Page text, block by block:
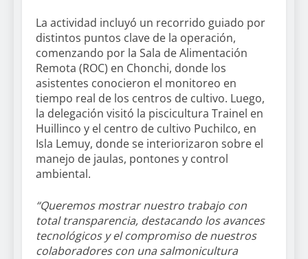
La actividad incluyó un recorrido guiado por
distintos puntos clave de la operación,
comenzando por la Sala de Alimentación
Remota (ROC) en Chonchi, donde los
asistentes conocieron el monitoreo en
tiempo real de los centros de cultivo. Luego,
la delegación visitó la piscicultura Trainel en
Huillinco y el centro de cultivo Puchilco, en
Isla Lemuy, donde se interiorizaron sobre el
manejo de jaulas, pontones y control
ambiental.
“Queremos mostrar nuestro trabajo con
total transparencia, destacando los avances
tecnológicos y el compromiso de nuestros
colaboradores con una salmonicultura